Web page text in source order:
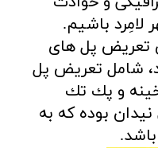
لامِرد باشیم.
تعریض پل های
شامل تعريض پل
خينه و پك تك
نيدان بوده که به